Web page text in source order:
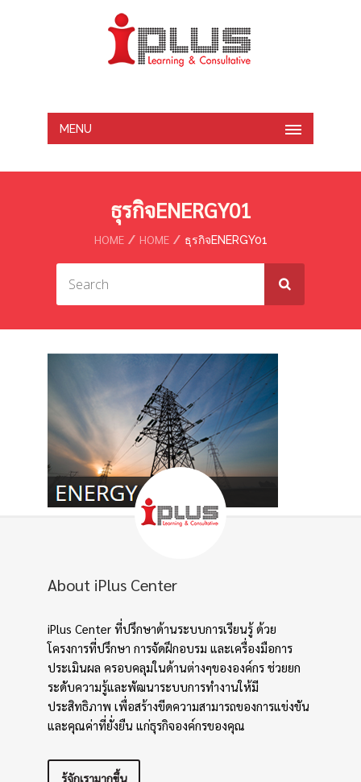
MENU
ธุรกิจENERGY01
HOME HOME ธุรกิจENERGY01
About iPlus Center
iPlus Center ที่ปรึกษาด้านระบบการเรียนรู้ ด้วย
โครงการที่ปรึกษา การจัดฝึกอบรม และเครื่องมือการ
ประเมินผล ครอบคลุมในด้านต่างๆขององค์กร ช่วยยก
ระดับความรู้และพัฒนาระบบการทำงานให้มี
ประสิทธิภาพ เพื่อสร้างขีดความสามารถของการแข่งขัน
และคุณค่าที่ยั่งยืน แก่ธุรกิจองค์กรของคุณ
รู้จักเรามากขึ้น